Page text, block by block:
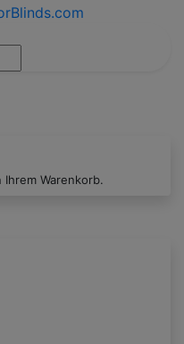
Warenkorb.